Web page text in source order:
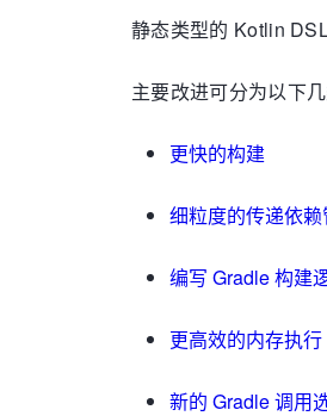
静态类型的 Kotlin
主要改进可分为以下几
更快的构建
细粒度的传递依赖
编写 Gradle 构建
更高效的内存执行
新的 Gradle 调用